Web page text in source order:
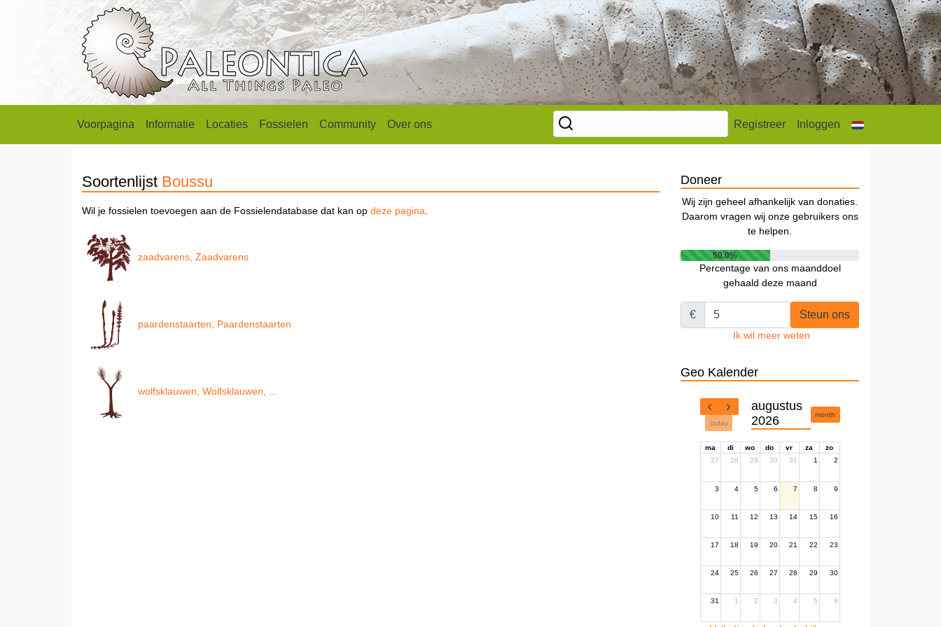
Voorpagina Informatie Locaties Fossielen Community Over ons Registreer Inloggen
Soortenlijst Boussu
Wil je fossielen toevoegen aan de Fossielendatabase dat kan op deze pagina
zaadvarens, Zaadvarens
paardenstaarten, Paardenstaarten
wolfsklauwen, Wolfsklauwen, ...
Doneer
Wij zijn geheel afhankelijk van donaties.
Daarom vragen wij onze gebruikers ons
te helpen.
50.0%
Percentage van ons maanddoel
gehaald deze maand
€ Steun ons
Ik wil meer weten
Geo Kalender
today
augustus
2026
month
ma di wo do vr za
zo
27
28 29 30 31 1 2
3 4 5 6 7 8 9
10 11 12 13 14 15 16
17 18 19 20 21 22 23
24 25 26 27 28 29 30
31 1 2 3 4 5 6